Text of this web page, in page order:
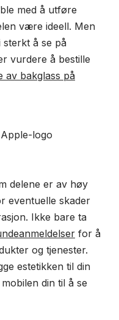
med å utføre
være ideell. Men
å se på
vurdere å bestille
av bakglass på
logo
delene er av høy
eventuelle skader
Ikke bare ta
for å
og tjenester.
estetikken til din
din til å se